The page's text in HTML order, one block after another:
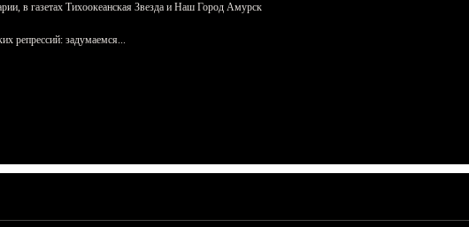
в газетах Тихоокеанская Звезда и Наш Город Амурск
репрессий: задумаемся...